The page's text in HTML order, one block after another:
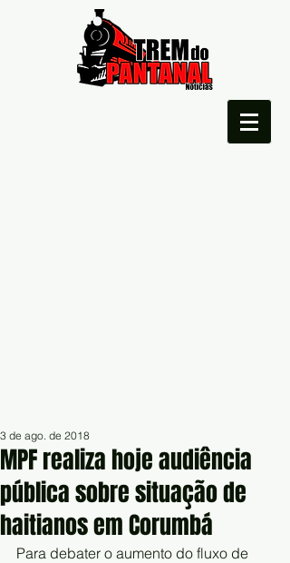
MPF realiza hoje audiência
pública sobre situação de
haitianos em Corumbá
3 de ago. de 2018
Para debater o aumento do fluxo de